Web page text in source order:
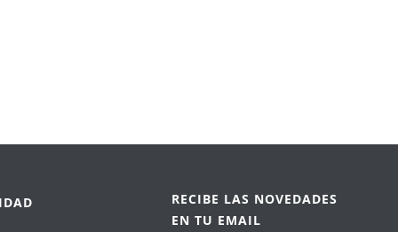
RECIBE LAS NOVEDADES
EN TU EMAIL